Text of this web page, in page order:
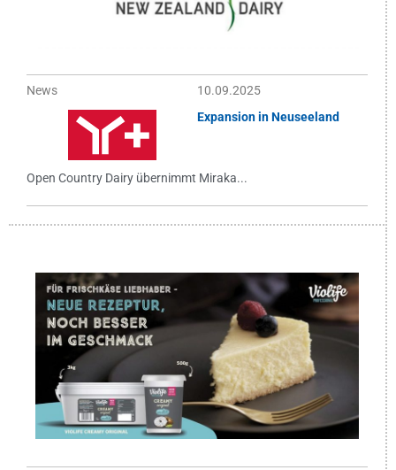
News
10.09.2025
Expansion in Neuseeland
Open Country Dairy übernimmt Miraka...